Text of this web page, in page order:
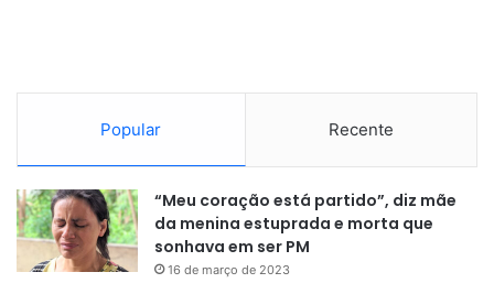
Popular Recente
“Meu coração está partido”, diz mãe
da menina estuprada e morta que
sonhava em ser PM
16 de março de 2023